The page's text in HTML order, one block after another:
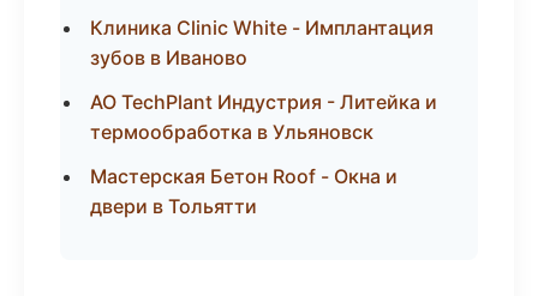
Клиника Clinic White - Имплантация
зубов в Иваново
АО TechPlant Индустрия - Литейка и
термообработка в Ульяновск
Мастерская Бетон Roof - Окна и
двери в Тольятти